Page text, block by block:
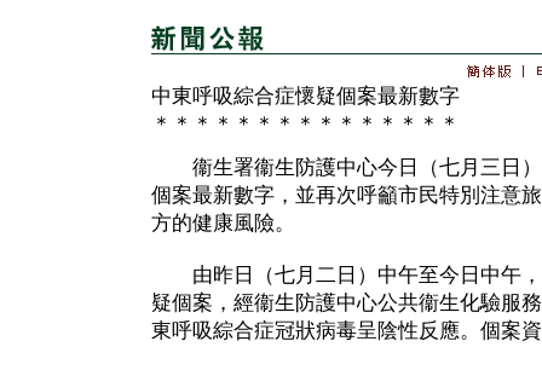
中東呼吸綜合症懷疑個案最新數字
＊＊＊＊＊＊＊＊＊＊＊＊＊＊＊
衞生署衞生防護中心今日（七月三日）
個案最新數字，並再次呼籲市民特別注意
方的健康風險。
由昨日（七月二日）中午至今日中午，
疑個案，經衞生防護中心公共衞生化驗服
東呼吸綜合症冠狀病毒呈陰性反應。個案